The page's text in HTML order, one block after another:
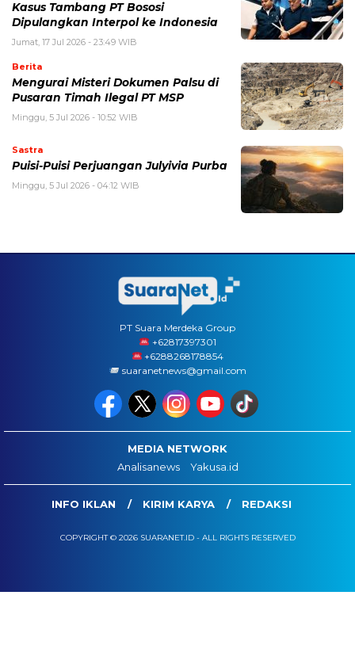
Kasus Tambang PT Bososi
Dipulangkan Interpol ke Indonesia
Jumat, 17 Jul 2026 - 23:49 WIB
Berita
Mengurai Misteri Dokumen Palsu di
Pusaran Timah Ilegal PT MSP
Minggu, 5 Jul 2026 - 10:52 WIB
Sastra
Puisi-Puisi Perjuangan Julyivia Purba
Minggu, 5 Jul 2026 - 04:12 WIB
PT Suara Merdeka Group
‪+62817397301
+6288268178854
suaranetnews@gmail.com
MEDIA NETWORK
Analisanews
Yakusa.id
INFO IKLAN KIRIM KARYA REDAKSI
COPYRIGHT © 2026 SUARANET.ID - ALL RIGHTS RESERVED